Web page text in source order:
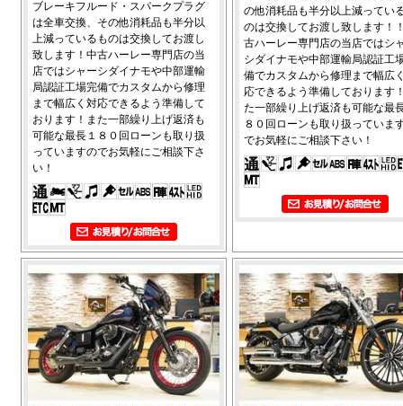
ブレーキフルード・スパークプラグ
は全車交換、その他消耗品も半分以
上減っているものは交換してお渡し
致します！中古ハーレー専門店の当
店ではシャーシダイナモや中部運輸
局認証工場完備でカスタムから修理
まで幅広く対応できるよう準備して
おります！また一部繰り上げ返済も
可能な最長１８０回ローンも取り扱
っていますのでお気軽にご相談下さ
い！
の他消耗品も半分以上減ってい
のは交換してお渡し致します！
古ハーレー専門店の当店ではシ
シダイナモや中部運輸局認証工
備でカスタムから修理まで幅広
応できるよう準備しております
た一部繰り上げ返済も可能な最
８０回ローンも取り扱っていま
でお気軽にご相談下さい！